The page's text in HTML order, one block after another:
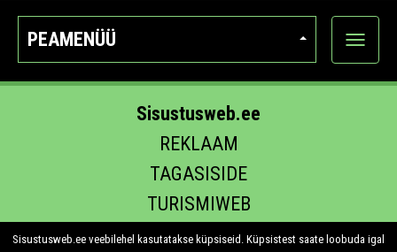
PEAMENÜÜ
Ava
Sisustusweb.ee
REKLAAM
TAGASISIDE
TURISMIWEB
EHITUS.EE
Sisustusweb.ee veebilehel kasutatakse küpsiseid. Küpsistest saate loobuda igal